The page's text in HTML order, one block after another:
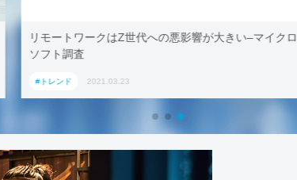
リモートワークはZ世代への悪影響が大きい–マイクロ
ソフト調査
#トレンド 2021.03.23